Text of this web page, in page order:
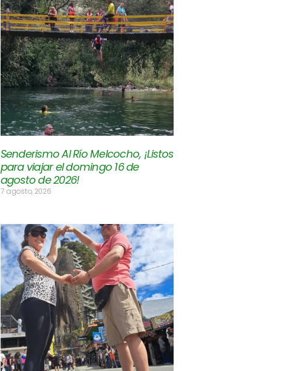
Senderismo Al Río Melcocho, ¡Listos
para viajar el domingo 16 de
agosto de 2026!
7 agosto, 2026